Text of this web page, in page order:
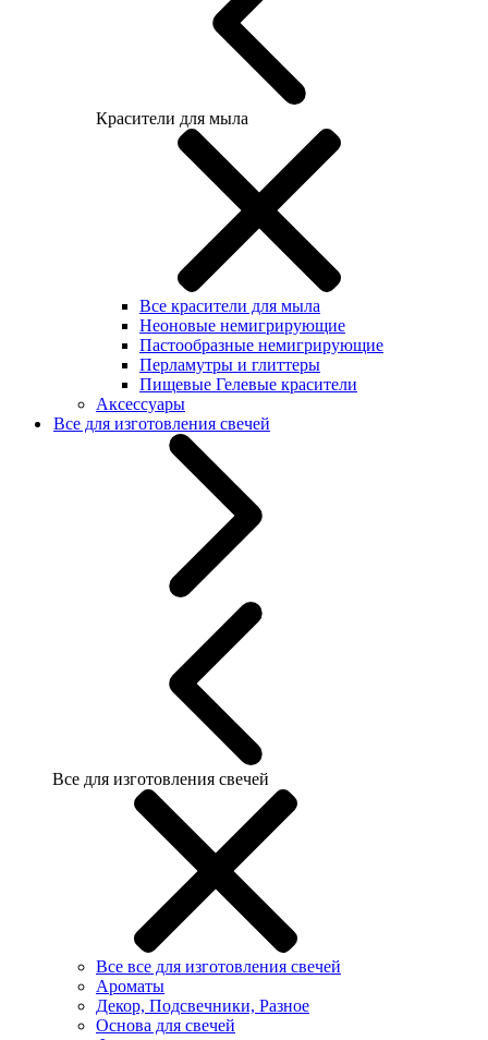
Красители для мыла
Все красители для мыла
Неоновые немигрирующие
Пастообразные немигрирующие
Перламутры и глиттеры
Пищевые Гелевые красители
Аксессуары
Все для изготовления свечей
Все для изготовления свечей
Все все для изготовления свечей
Ароматы
Декор, Подсвечники, Разное
Основа для свечей